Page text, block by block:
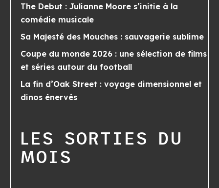
The Debut : Julianne Moore s’initie à la
comédie musicale
Sa Majesté des Mouches : sauvagerie sublime
Coupe du monde 2026 : une sélection de films
et séries autour du football
La fin d’Oak Street : voyage dimensionnel et
dinos énervés
LES SORTIES DU
MOIS